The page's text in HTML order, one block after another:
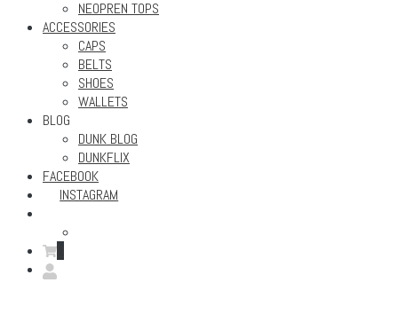
NEOPREN TOPS
ACCESSORIES
CAPS
BELTS
SHOES
WALLETS
BLOG
DUNK BLOG
DUNKFLIX
FACEBOOK
INSTAGRAM